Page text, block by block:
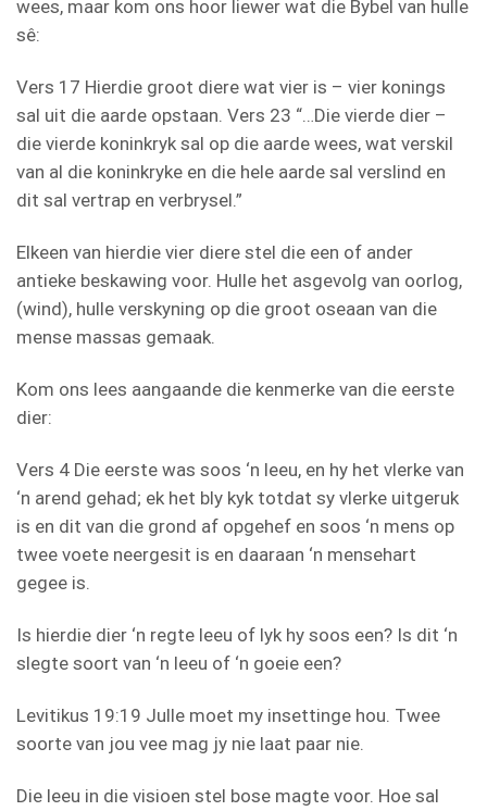
wees, maar kom ons hoor liewer wat die Bybel van hulle
sê:
Vers 17 Hierdie groot diere wat vier is – vier konings
sal uit die aarde opstaan. Vers 23 “…Die vierde dier –
die vierde koninkryk sal op die aarde wees, wat verskil
van al die koninkryke en die hele aarde sal verslind en
dit sal vertrap en verbrysel.”
Elkeen van hierdie vier diere stel die een of ander
antieke beskawing voor. Hulle het asgevolg van oorlog,
(wind), hulle verskyning op die groot oseaan van die
mense massas gemaak.
Kom ons lees aangaande die kenmerke van die eerste
dier:
Vers 4 Die eerste was soos ‘n leeu, en hy het vlerke van
‘n arend gehad; ek het bly kyk totdat sy vlerke uitgeruk
is en dit van die grond af opgehef en soos ‘n mens op
twee voete neergesit is en daaraan ‘n mensehart
gegee is.
Is hierdie dier ‘n regte leeu of lyk hy soos een? Is dit ‘n
slegte soort van ‘n leeu of ‘n goeie een?
Levitikus 19:19 Julle moet my insettinge hou. Twee
soorte van jou vee mag jy nie laat paar nie.
Die leeu in die visioen stel bose magte voor. Hoe sal